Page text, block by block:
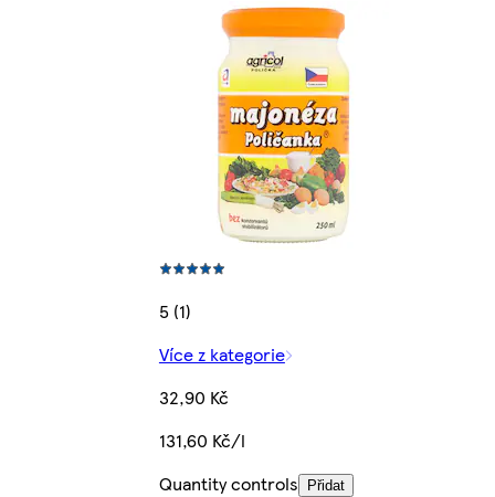
5 (1)
Více z kategorie
32,90 Kč
131,60 Kč/l
Quantity controls
Přidat